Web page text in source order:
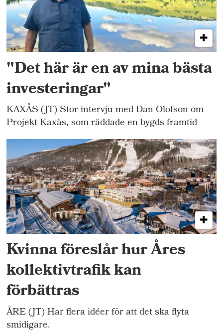
"Det här är en av mina bästa
investeringar"
KAXÅS (JT) Stor intervju med Dan Olofson om
Projekt Kaxås, som räddade en bygds framtid
Kvinna föreslår hur Åres
kollektivtrafik kan
förbättras
ÅRE (JT) Har flera idéer för att det ska flyta
smidigare.